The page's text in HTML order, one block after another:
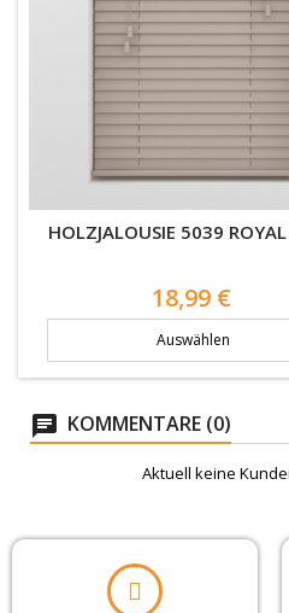
BESCHICHTUNG FÜR
HITZESCHUTZ
Taupe
VERDUNKELUNG
lichtdurchlässig
halb transparent
einfarbig
HITZESCHUTZ
Holzjalousien
HOLZJALOUSIE 5039
Preis
18,99 €
Auswählen
KOMMENTARE (0)
Aktuell keine